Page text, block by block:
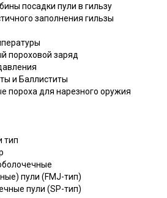
посадки пули в гильзу
заполнения гильзы
пороховой заряд
и Баллиститы
пороха для нарезного оружия
тип
пули (FMJ-тип)
пули (SP-тип)